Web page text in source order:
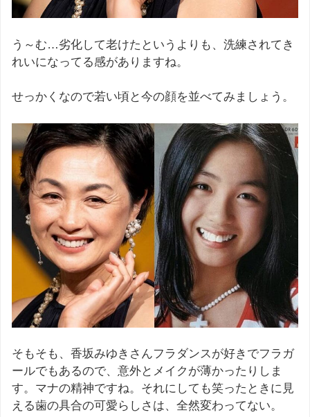
う～む…劣化して老けたというよりも、洗練されてき
れいになってる感がありますね。
せっかくなので若い頃と今の顔を並べてみましょう。
そもそも、香坂みゆきさんフラダンスが好きでフラガ
ールでもあるので、意外とメイクが薄かったりしま
す。マナの精神ですね。それにしても笑ったときに見
える歯の具合の可愛らしさは、全然変わってない。